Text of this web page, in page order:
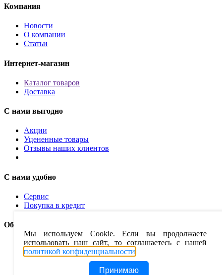
Компания
Новости
О компании
Статьи
Интернет-магазин
Каталог товаров
Доставка
С нами выгодно
Акции
Уцененные товары
Отзывы наших клиентов
С нами удобно
Сервис
Покупка в кредит
Обратная связь
Контакты
Оставить отзыв ( помогите нам стать лучше)
Eurosoba у клиентов
Мы используем Cookie. Если вы продолжаете
использовать наш сайт, то соглашаетесь с нашей
политикой конфиденциальности
Принимаю